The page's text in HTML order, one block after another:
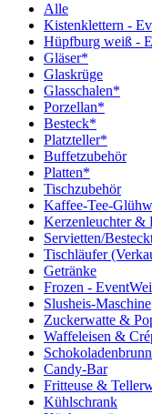
Alle
Kistenklettern -
Hüpfburg weiß -
Gläser*
Glaskrüge
Glasschalen*
Porzellan*
Besteck*
Platzteller*
Buffetzubehör
Platten*
Tischzubehör
Kaffee-Tee-
Kerzenleuchter &
Servietten/
Tischläufer
Getränke
Frozen -
Slusheis-Maschine
Zuckerwatte &
Waffeleisen &
Candy-Bar
Fritteuse &
Kühlschrank